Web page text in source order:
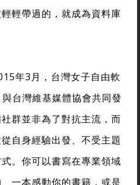
輕帶過的，就成為資料庫
年3月，台灣女子自由軟
台灣維基媒體協會共同發
群並非為了對抗主流，而
自身經驗出發、不受主題
。你可以書寫在專業領域
一本感動你的書籍，或是